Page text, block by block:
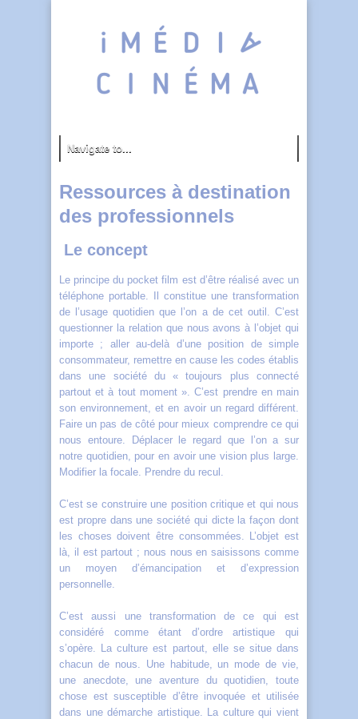
Ressources à destination
des professionnels
Le concept
Le principe du pocket film est d’être réalisé avec un
téléphone portable. Il constitue une transformation
de l’usage quotidien que l’on a de cet outil. C’est
questionner la relation que nous avons à l’objet qui
importe ; aller au-delà d’une position de simple
consommateur, remettre en cause les codes établis
dans une société du « toujours plus connecté
partout et à tout moment ». C’est prendre en main
son environnement, et en avoir un regard différent.
Faire un pas de côté pour mieux comprendre ce qui
nous entoure. Déplacer le regard que l’on a sur
notre quotidien, pour en avoir une vision plus large.
Modifier la focale. Prendre du recul.
C’est se construire une position critique et qui nous
est propre dans une société qui dicte la façon dont
les choses doivent être consommées. L’objet est
là, il est partout ; nous nous en saisissons comme
un moyen d’émancipation et d’expression
personnelle.
C’est aussi une transformation de ce qui est
considéré comme étant d’ordre artistique qui
s’opère. La culture est partout, elle se situe dans
chacun de nous. Une habitude, un mode de vie,
une anecdote, une aventure du quotidien, toute
chose est susceptible d’être invoquée et utilisée
dans une démarche artistique. La culture qui vient